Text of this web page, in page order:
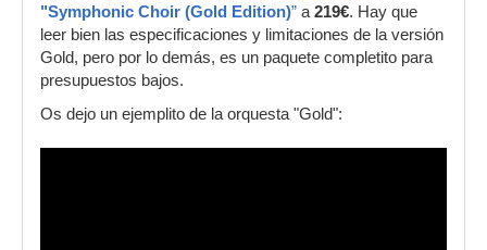
"Symphonic Choir (Gold Edition)” a219€. Hay que
leer bien las especificaciones y limitaciones de la versión
Gold, pero por lo demás, es un paquete completito para
presupuestos bajos.
Os dejo un ejemplito de la orquesta "Gold":